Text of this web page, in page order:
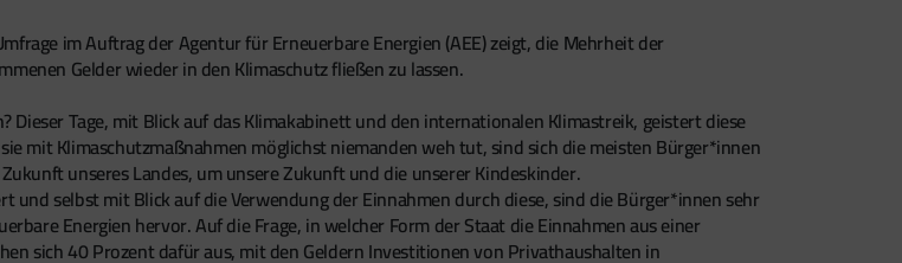
im Auftrag der Agentur für Erneuerbare Energien (AEE) zeigt, die Mehrheit der
Gelder wieder in den Klimaschutz fließen zu lassen.
Tage, mit Blick auf das Klimakabinett und den internationalen Klimastreik, geistert diese
mit Klimaschutzmaßnahmen möglichst niemanden weh tut, sind sich die meisten Bürger*innen
unseres Landes, um unsere Zukunft und die unserer Kindeskinder.
und selbst mit Blick auf die Verwendung der Einnahmen durch diese, sind die Bürger*innen sehr
Energien hervor. Auf die Frage, in welcher Form der Staat die Einnahmen aus einer
sich 40 Prozent dafür aus, mit den Geldern Investitionen von Privathaushalten in